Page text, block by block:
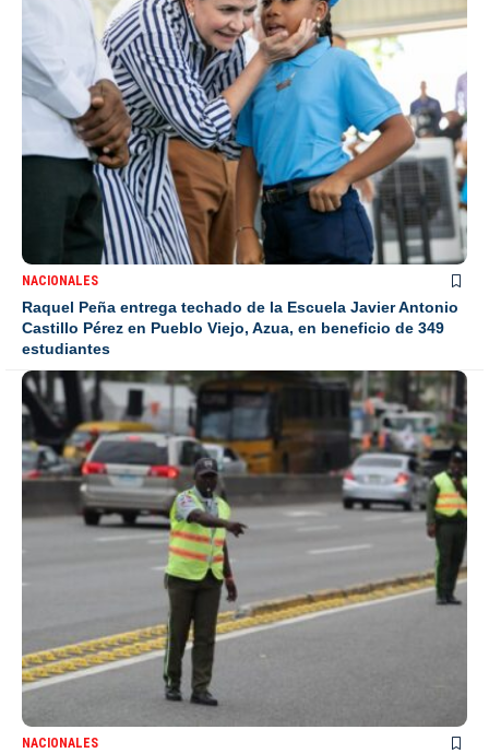
NACIONALES
Raquel Peña entrega techado de la Escuela Javier Antonio
Castillo Pérez en Pueblo Viejo, Azua, en beneficio de 349
estudiantes
NACIONALES